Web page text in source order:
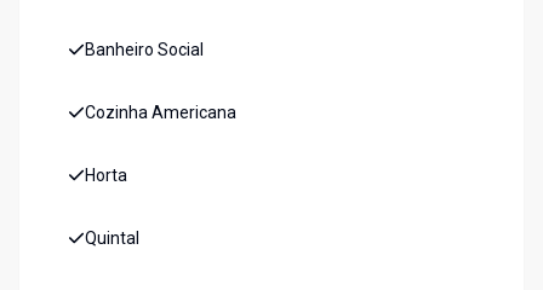
Banheiro Social
Cozinha Americana
Horta
Quintal